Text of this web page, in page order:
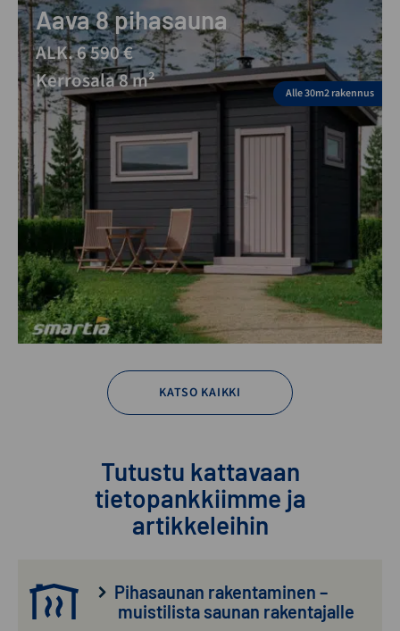
Aava 8 pihasauna
ALK. 6 590 €
Kerrosala 8 m²
Alle 30m2 rakennus
KATSO KAIKKI
Tutustu kattavaan
tietopankkiimme ja
artikkeleihin
Pihasaunan rakentaminen –
muistilista saunan rakentajalle